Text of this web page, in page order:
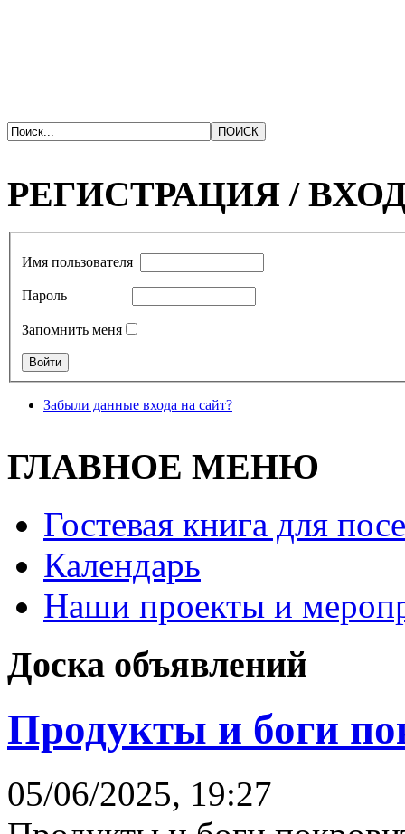
РЕГИСТРАЦИЯ /
Имя пользователя
Пароль
Запомнить меня
Забыли данные входа на сайт?
ГЛАВНОЕ МЕНЮ
Гостевая книга для
Календарь
Наши проекты и
Доска объявлений
Продукты и боги
05/06/2025, 19:27